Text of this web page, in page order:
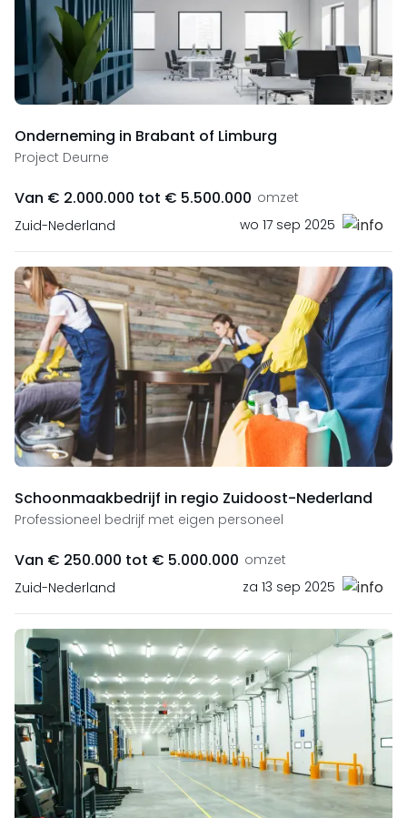
Onderneming in Brabant of Limburg
Project Deurne
Van € 2.000.000 tot € 5.500.000 omzet
Zuid-Nederland
wo 17 sep 2025
Schoonmaakbedrijf in regio Zuidoost-Nederland
Professioneel bedrijf met eigen personeel
Van € 250.000 tot € 5.000.000 omzet
Zuid-Nederland
za 13 sep 2025